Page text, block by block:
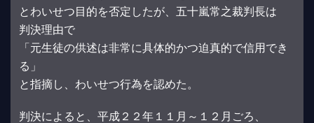
とわいせつ目的を否定したが、五十嵐常之裁判長は
判決理由で
「元生徒の供述は非常に具体的かつ迫真的で信用でき
る」
と指摘し、わいせつ行為を認めた。
判決によると、平成２２年１１月～１２月ごろ、